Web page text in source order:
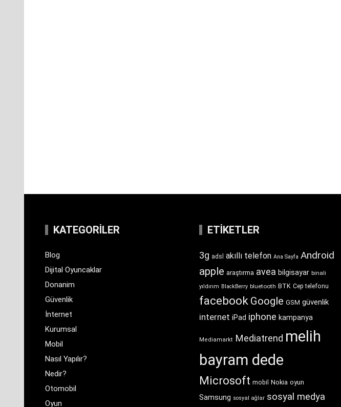
KATEGORILER
Blog
Dijital Oyuncaklar
Donanim
Güvenlik
İnternet
Kurumsal
Mobil
Nasıl Yapılır?
Nedir?
Otomobil
Oyun
ETIKETLER
3g adsl akıllı telefon Ana Sayfa Android
apple araştırma avea bilgisayar binali
yıldırım BlackBerry bluetooth BTK Cep telefonu
facebook Google GSM güvenlik
internet iPad iphone kampanya
Mediamarkt Mediatrend melih
bayram dede
Microsoft mobil Nokia oyun
Samsung sosyal ağlar sosyal medya